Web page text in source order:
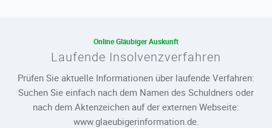
Online Gläubiger Auskunft
Laufende Insolvenzverfahren
Prüfen Sie aktuelle Informationen über laufende Verfahren:
Suchen Sie einfach nach dem Namen des Schuldners oder
nach dem Aktenzeichen auf der externen Webseite:
www.glaeubigerinformation.de.